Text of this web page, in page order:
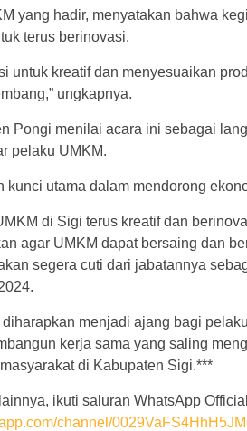
yang hadir, menyatakan bahwa
terus berinovasi.
untuk kreatif dan menyesuaikan
ungkapnya.
Pongi menilai acara ini sebagai
pelaku UMKM.
kunci utama dalam mendorong
di Sigi terus kreatif dan
agar UMKM dapat bersaing dan
segera cuti dari jabatannya
menjadi ajang bagi
kerja sama yang saling
di Kabupaten Sigi.***
ikuti saluran WhatsApp Official
channel/